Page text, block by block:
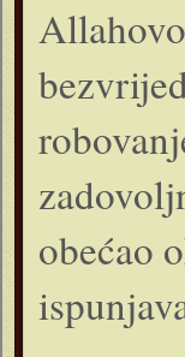
obećao